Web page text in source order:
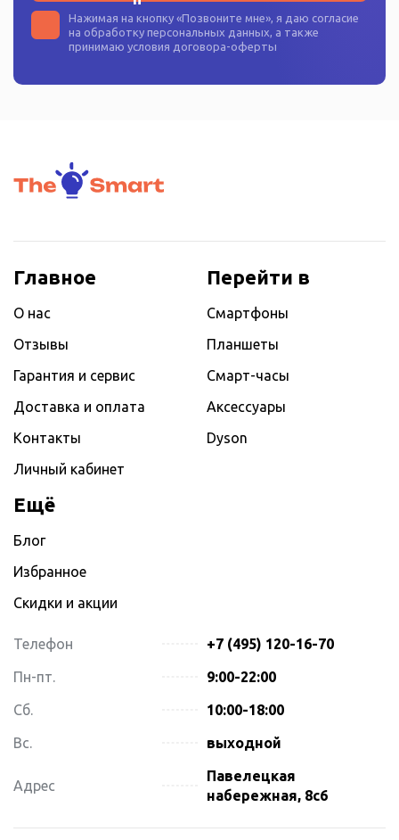
Нажимая на кнопку «Позвоните мне», я даю согласие
на обработку персональных данных, а также
принимаю условия договора-оферты
Главное
О нас
Отзывы
Гарантия и сервис
Доставка и оплата
Контакты
Личный кабинет
Перейти в
Смартфоны
Планшеты
Смарт-часы
Аксессуары
Dyson
Ещё
Блог
Избранное
Скидки и акции
Телефон +7 (495) 120-16-70
Пн-пт. 9:00-22:00
Сб. 10:00-18:00
Вс. выходной
Адрес
Павелецкая
набережная, 8с6